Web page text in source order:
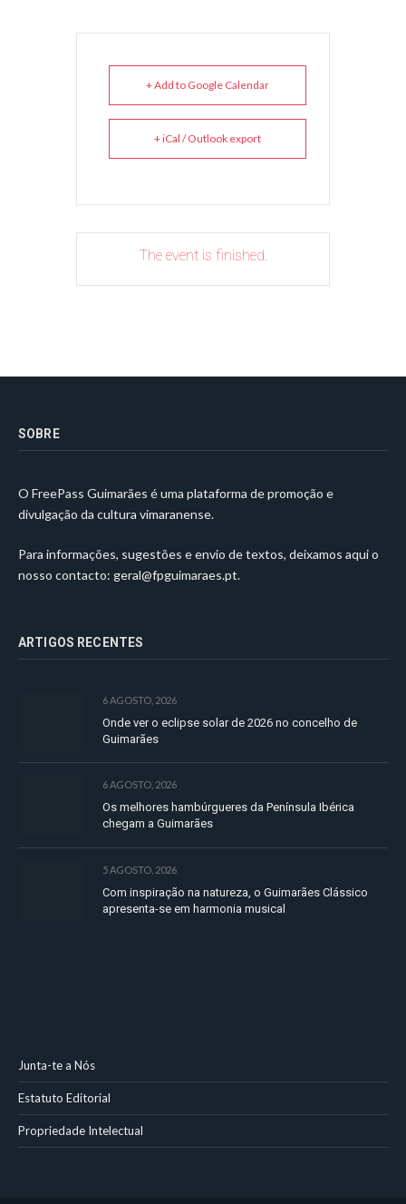
+ Add to Google Calendar
+ iCal / Outlook export
The event is finished.
SOBRE
O FreePass Guimarães é uma plataforma de promoção e
divulgação da cultura vimaranense.
Para informações, sugestões e envio de textos, deixamos aqui o
nosso contacto: geral@fpguimaraes.pt.
ARTIGOS RECENTES
6 AGOSTO, 2026
Onde ver o eclipse solar de 2026 no concelho de
Guimarães
6 AGOSTO, 2026
Os melhores hambúrgueres da Península Ibérica
chegam a Guimarães
5 AGOSTO, 2026
Com inspiração na natureza, o Guimarães Clássico
apresenta-se em harmonia musical
Junta-te a Nós
Estatuto Editorial
Propriedade Intelectual